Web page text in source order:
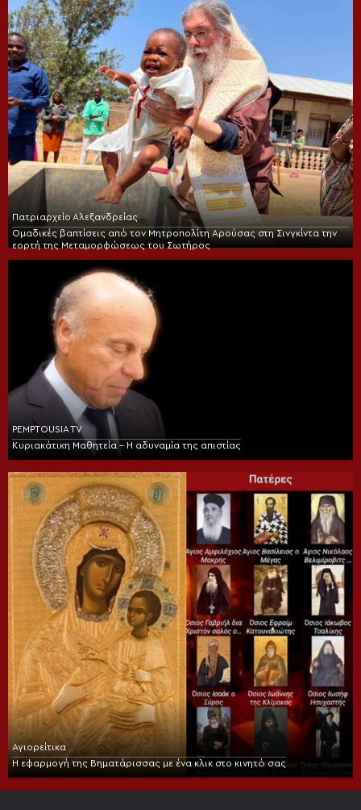
Πατριαρχείο Αλεξανδρείας
Ομαδικές βαπτίσεις από τον Μητροπολίτη Αρούσας στη Σινγκίντα την
εορτή της Μεταμορφώσεως του Σωτήρος
PEMPTOUSIA TV
Κυριακάτικη Μαθητεία – Η αδυναμία της απιστίας
Αγιορείτικα
Η εφαρμογή της Βηματάρισσας με ένα κλικ στο κινητό σας